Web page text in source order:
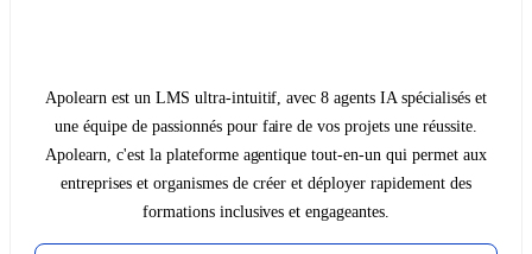
Apolearn est un LMS ultra-intuitif, avec 8 agents IA spécialisés et
une équipe de passionnés pour faire de vos projets une réussite.
Apolearn, c'est la plateforme agentique tout-en-un qui permet aux
entreprises et organismes de créer et déployer rapidement des
formations inclusives et engageantes.